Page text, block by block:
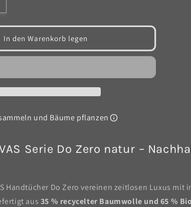
In den Warenkorb legen
und Bäume pflanzen
Serie Do Zero natur –
Handtücher Do Zero vereinen zeitlosen Luxus mit
aus 35 % recycelter Baumwolle und 65 %